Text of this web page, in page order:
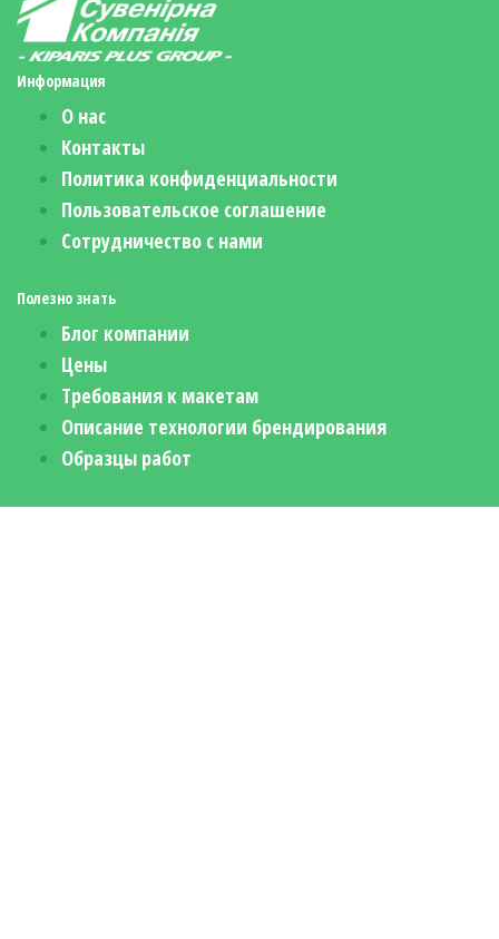
Информация
О нас
Контакты
Политика конфиденциальности
Пользовательское соглашение
Сотрудничество с нами
Полезно знать
Блог компании
Цены
Требования к макетам
Описание технологии брендирования
Образцы работ